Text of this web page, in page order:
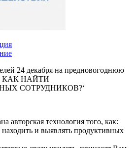
24 декабря на предновогоднюю
И КАК НАЙТИ
СОТРУДНИКОВ?‘
авторская технология того, как:
и выявлять продуктивных